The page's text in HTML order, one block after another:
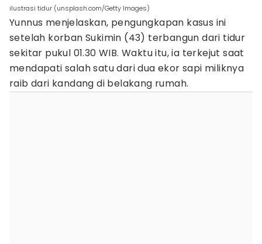
ilustrasi tidur (unsplash.com/Getty Images)
Yunnus menjelaskan, pengungkapan kasus ini
setelah korban Sukimin (43) terbangun dari tidur
sekitar pukul 01.30 WIB. Waktu itu, ia terkejut saat
mendapati salah satu dari dua ekor sapi miliknya
raib dari kandang di belakang rumah.